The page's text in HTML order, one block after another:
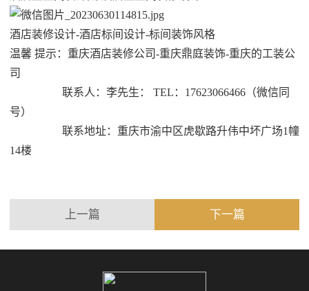
酒店装修设计-酒店标间设计-标间装饰风格
温馨 提示：重庆酒店装修公司-重庆鼎庭装饰-重庆的工装公
司
联系人：李先生： TEL：17623066466（微信同
号）
联系地址：重庆市渝中区虎歇路升伟中坏广场1幢
14楼
上一篇 下一篇